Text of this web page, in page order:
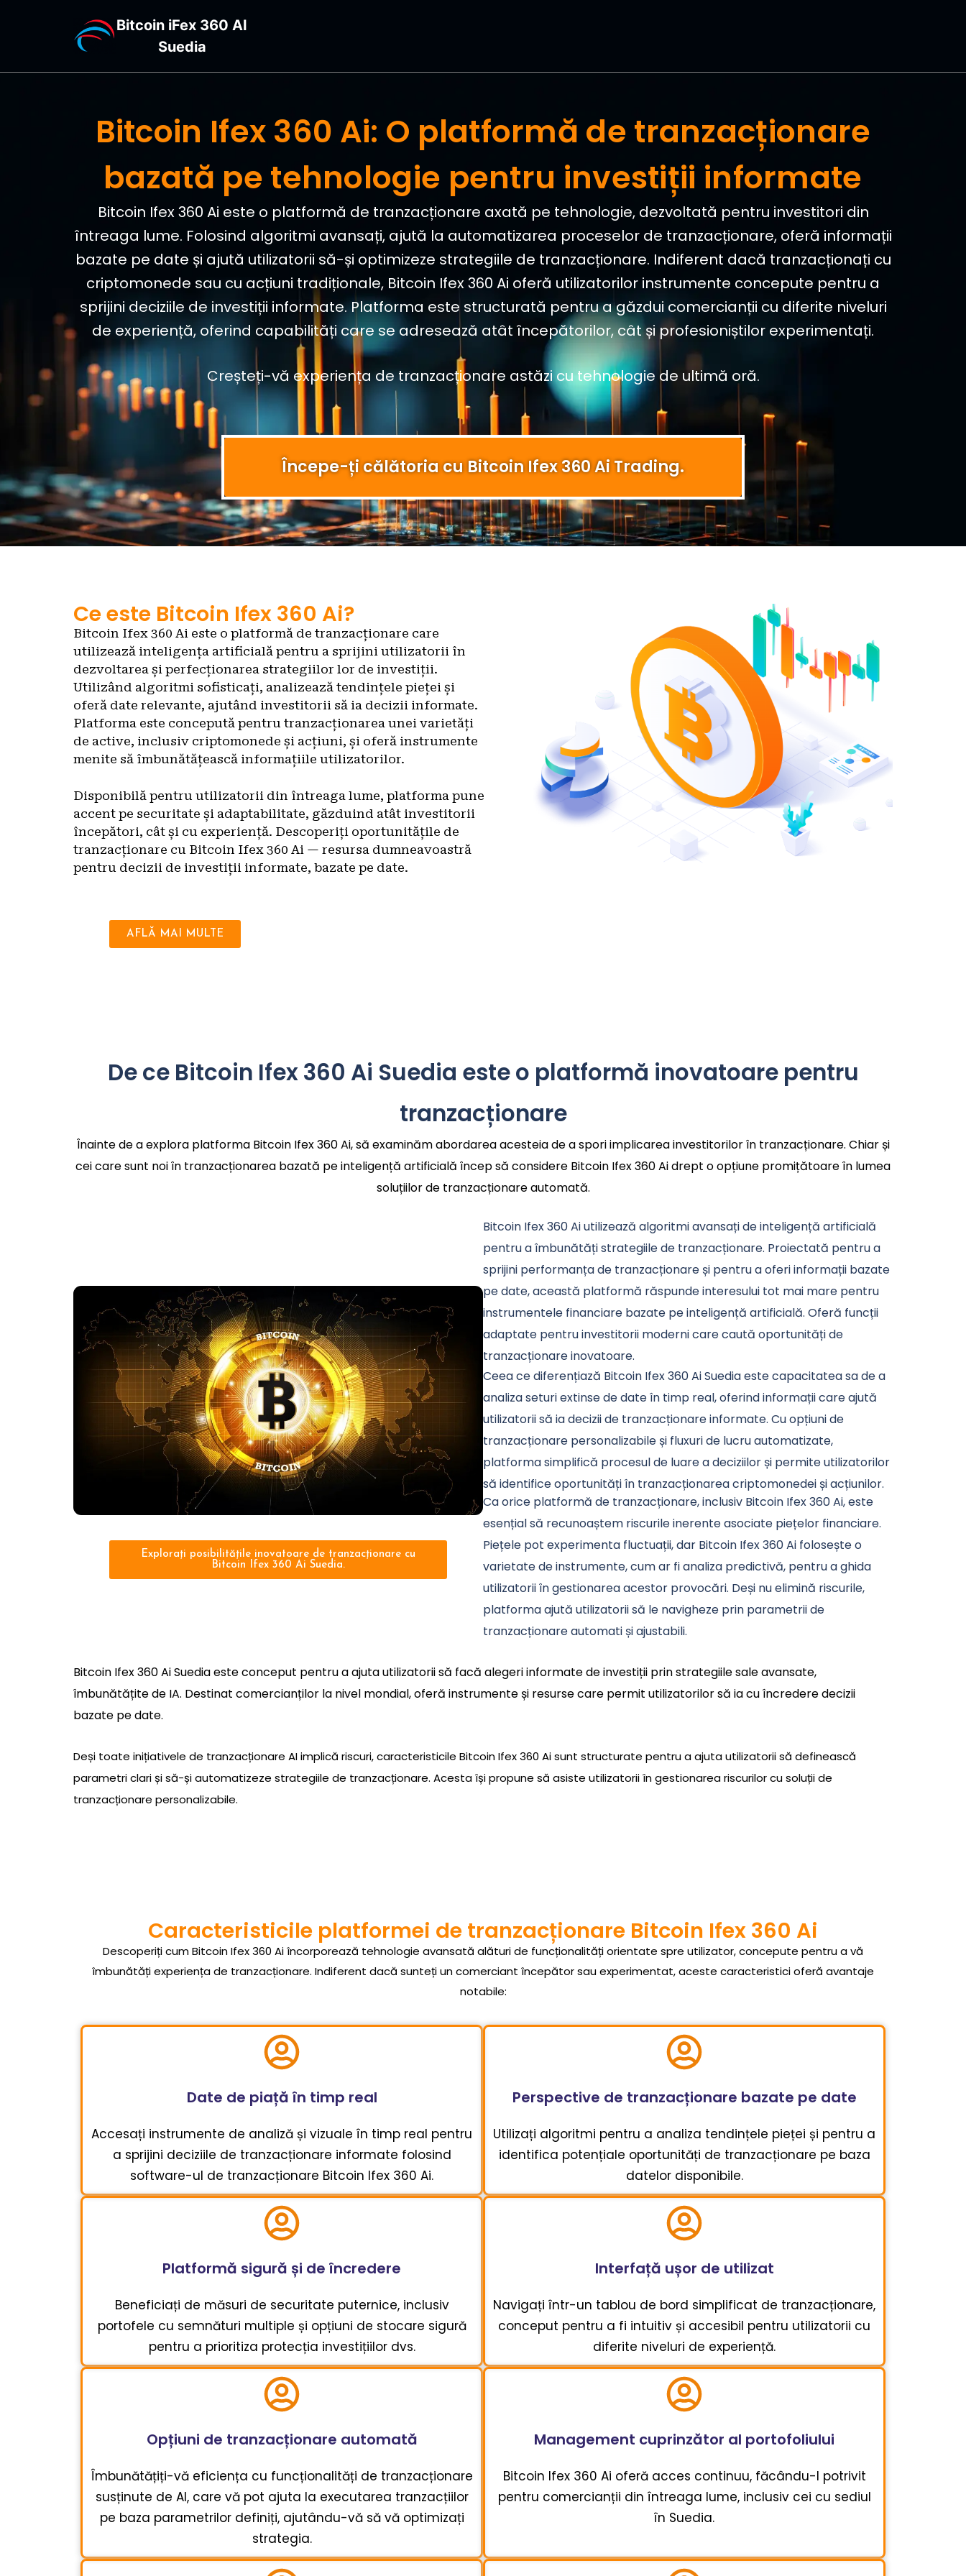
Bitcoin iFex 360 AI
Suedia
Bitcoin Ifex 360 Ai: O platformă de tranzacționare
bazată pe tehnologie pentru investiții informate
Bitcoin Ifex 360 Ai este o platformă de tranzacționare axată pe tehnologie, dezvoltată pentru investitori din
întreaga lume. Folosind algoritmi avansați, ajută la automatizarea proceselor de tranzacționare, oferă informații
bazate pe date și ajută utilizatorii să-și optimizeze strategiile de tranzacționare. Indiferent dacă tranzacționați cu
criptomonede sau cu acțiuni tradiționale, Bitcoin Ifex 360 Ai oferă utilizatorilor instrumente concepute pentru a
sprijini deciziile de investiții informate. Platforma este structurată pentru a găzdui comercianții cu diferite niveluri
de experiență, oferind capabilități care se adresează atât începătorilor, cât și profesioniștilor experimentați.
Creșteți-vă experiența de tranzacționare astăzi cu tehnologie de ultimă oră.
Începe-ți călătoria cu Bitcoin Ifex 360 Ai Trading.
Ce este Bitcoin Ifex 360 Ai?
Bitcoin Ifex 360 Ai este o platformă de tranzacționare care
utilizează inteligența artificială pentru a sprijini utilizatorii în
dezvoltarea și perfecționarea strategiilor lor de investiții.
Utilizând algoritmi sofisticați, analizează tendințele pieței și
oferă date relevante, ajutând investitorii să ia decizii informate.
Platforma este concepută pentru tranzacționarea unei varietăți
de active, inclusiv criptomonede și acțiuni, și oferă instrumente
menite să îmbunătățească informațiile utilizatorilor.
Disponibilă pentru utilizatorii din întreaga lume, platforma pune
accent pe securitate și adaptabilitate, găzduind atât investitorii
începători, cât și cu experiență. Descoperiți oportunitățile de
tranzacționare cu Bitcoin Ifex 360 Ai — resursa dumneavoastră
pentru decizii de investiții informate, bazate pe date.
AFLĂ MAI MULTE
De ce Bitcoin Ifex 360 Ai Suedia este o platformă inovatoare pentru
tranzacționare
Înainte de a explora platforma Bitcoin Ifex 360 Ai, să examinăm abordarea acesteia de a spori implicarea investitorilor în tranzacționare. Chiar și
cei care sunt noi în tranzacționarea bazată pe inteligență artificială încep să considere Bitcoin Ifex 360 Ai drept o opțiune promițătoare în lumea
soluțiilor de tranzacționare automată.
Explorați posibilitățile inovatoare de tranzacționare cu
Bitcoin Ifex 360 Ai Suedia.
Bitcoin Ifex 360 Ai utilizează algoritmi avansați de inteligență artificială
pentru a îmbunătăți strategiile de tranzacționare. Proiectată pentru a
sprijini performanța de tranzacționare și pentru a oferi informații bazate
pe date, această platformă răspunde interesului tot mai mare pentru
instrumentele financiare bazate pe inteligență artificială. Oferă funcții
adaptate pentru investitorii moderni care caută oportunități de
tranzacționare inovatoare.
Ceea ce diferențiază Bitcoin Ifex 360 Ai Suedia este capacitatea sa de a
analiza seturi extinse de date în timp real, oferind informații care ajută
utilizatorii să ia decizii de tranzacționare informate. Cu opțiuni de
tranzacționare personalizabile și fluxuri de lucru automatizate,
platforma simplifică procesul de luare a deciziilor și permite utilizatorilor
să identifice oportunități în tranzacționarea criptomonedei și acțiunilor.
Ca orice platformă de tranzacționare, inclusiv Bitcoin Ifex 360 Ai, este
esențial să recunoaștem riscurile inerente asociate piețelor financiare.
Piețele pot experimenta fluctuații, dar Bitcoin Ifex 360 Ai folosește o
varietate de instrumente, cum ar fi analiza predictivă, pentru a ghida
utilizatorii în gestionarea acestor provocări. Deși nu elimină riscurile,
platforma ajută utilizatorii să le navigheze prin parametrii de
tranzacționare automati și ajustabili.
Bitcoin Ifex 360 Ai Suedia este conceput pentru a ajuta utilizatorii să facă alegeri informate de investiții prin strategiile sale avansate,
îmbunătățite de IA. Destinat comercianților la nivel mondial, oferă instrumente și resurse care permit utilizatorilor să ia cu încredere decizii
bazate pe date.
Deși toate inițiativele de tranzacționare AI implică riscuri, caracteristicile Bitcoin Ifex 360 Ai sunt structurate pentru a ajuta utilizatorii să definească
parametri clari și să-și automatizeze strategiile de tranzacționare. Acesta își propune să asiste utilizatorii în gestionarea riscurilor cu soluții de
tranzacționare personalizabile.
Caracteristicile platformei de tranzacționare Bitcoin Ifex 360 Ai
Descoperiți cum Bitcoin Ifex 360 Ai încorporează tehnologie avansată alături de funcționalități orientate spre utilizator, concepute pentru a vă
îmbunătăți experiența de tranzacționare. Indiferent dacă sunteți un comerciant începător sau experimentat, aceste caracteristici oferă avantaje
notabile:
Date de piață în timp real
Accesați instrumente de analiză și vizuale în timp real pentru
a sprijini deciziile de tranzacționare informate folosind
software-ul de tranzacționare Bitcoin Ifex 360 Ai.
Perspective de tranzacționare bazate pe date
Utilizați algoritmi pentru a analiza tendințele pieței și pentru a
identifica potențiale oportunități de tranzacționare pe baza
datelor disponibile.
Platformă sigură și de încredere
Beneficiați de măsuri de securitate puternice, inclusiv
portofele cu semnături multiple și opțiuni de stocare sigură
pentru a prioritiza protecția investițiilor dvs.
Interfață ușor de utilizat
Navigați într-un tablou de bord simplificat de tranzacționare,
conceput pentru a fi intuitiv și accesibil pentru utilizatorii cu
diferite niveluri de experiență.
Opțiuni de tranzacționare automată
Îmbunătățiți-vă eficiența cu funcționalități de tranzacționare
susținute de AI, care vă pot ajuta la executarea tranzacțiilor
pe baza parametrilor definiți, ajutându-vă să vă optimizați
strategia.
Management cuprinzător al portofoliului
Bitcoin Ifex 360 Ai oferă acces continuu, făcându-l potrivit
pentru comercianții din întreaga lume, inclusiv cei cu sediul
în Suedia.